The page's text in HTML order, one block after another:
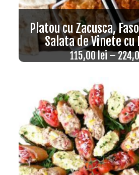
Platou cu Zacusca,
Salata de Vinete cu
115,00lei–